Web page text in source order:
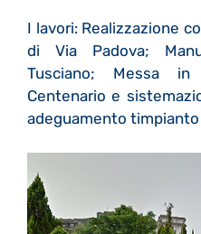
I lavori: Realizzazione
di Via Padova;
Tusciano; Messa
Centenario e
adeguamento